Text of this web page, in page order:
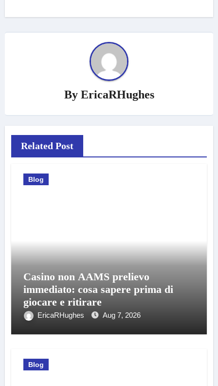
By EricaRHughes
Related Post
Blog
Casino non AAMS prelievo
immediato: cosa sapere prima di
giocare e ritirare
EricaRHughes Aug 7, 2026
Blog